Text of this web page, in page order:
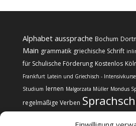
Alphabet aussprache Bochum
Main grammatik griechische Schrift
für Schulische Förderung Kostenlos
Frankfurt Latein und Griechisch -
Studium lernen Malgorzata Müller Mondus
regelmäßige Verben